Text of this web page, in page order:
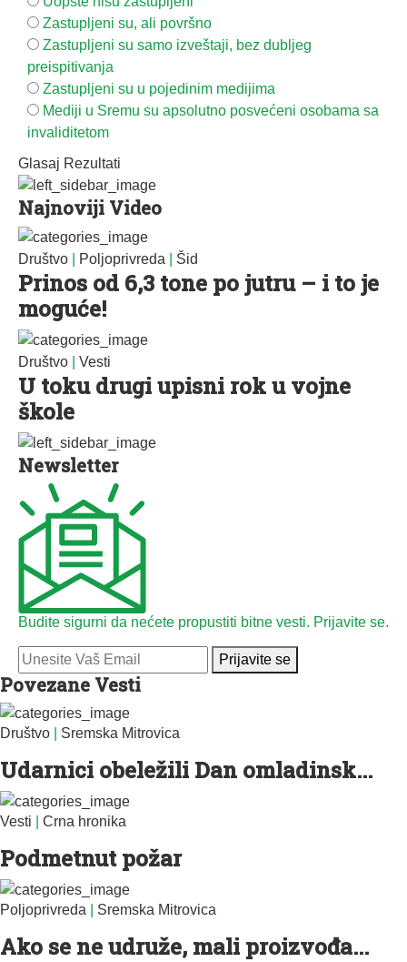
Zastupljeni su, ali površno
Zastupljeni su samo izveštaji, bez dubljeg
preispitivanja
Zastupljeni su u pojedinim medijima
Mediji u Sremu su apsolutno posvećeni osobama sa
invaliditetom
Glasaj Rezultati
Najnoviji Video
Društvo Poljoprivreda Šid
Prinos od 6,3 tone po jutru – i to je
moguće!
Društvo Vesti
U toku drugi upisni rok u vojne
škole
Newsletter
Budite sigurni da nećete propustiti bitne vesti. Prijavite se.
Prijavite se
Povezane Vesti
Društvo Sremska Mitrovica
Udarnici obeležili Dan omladinsk...
Vesti Crna hronika
Podmetnut požar
Poljoprivreda Sremska Mitrovica
Ako se ne udruže, mali proizvođa...